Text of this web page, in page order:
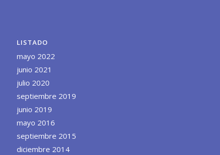
LISTADO
mayo 2022
junio 2021
julio 2020
septiembre 2019
junio 2019
mayo 2016
septiembre 2015
diciembre 2014